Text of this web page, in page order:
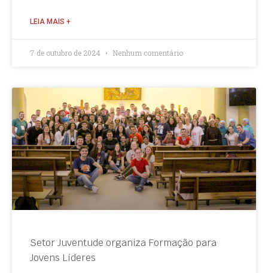
LEIA MAIS +
7 de outubro de 2024 Nenhum comentário
Setor Juventude organiza Formação para
Jovens Líderes